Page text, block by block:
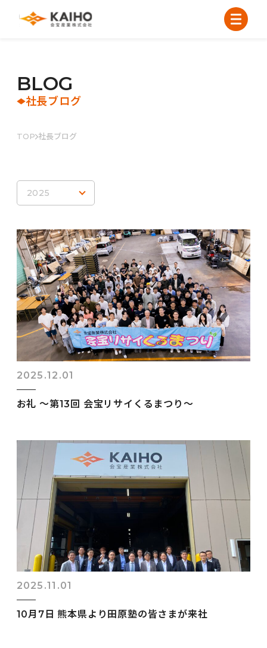
BLOG
社長ブログ
TOP 社長ブログ
2025
2025.12.01
お礼 ～第13回 会宝リサイくるまつり～
2025.11.01
10月7日 熊本県より田原塾の皆さまが来社